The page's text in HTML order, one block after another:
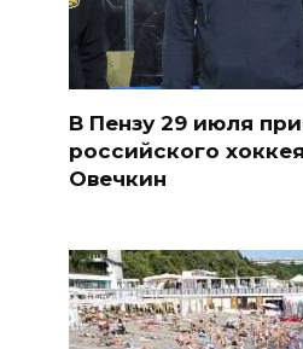
В Пензу 29 июля
российского
Овечкин